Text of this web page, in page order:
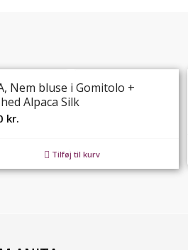
Nem bluse i Gomitolo +
Alpaca Silk
kr.
Tilføj til kurv